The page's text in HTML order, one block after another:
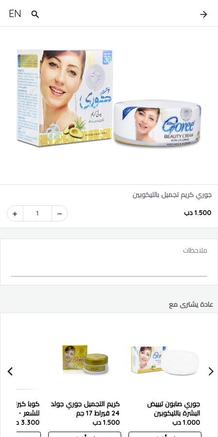
EN
جوري كريم تجميل بالليكوبين
1.500 دب 1
ملاحظات
عادة يشترى مع
جوري صابون تبييض
البشرة بالليكوبين
1.000 دب
كريم التجميل جوري جولد
24 قيراط 17 جم
1.500 دب
كوبا
للشعر - 400 مل
3.300 دب